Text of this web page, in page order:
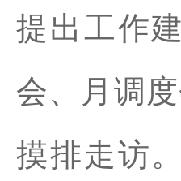
提出工作
会、月调
摸排走访